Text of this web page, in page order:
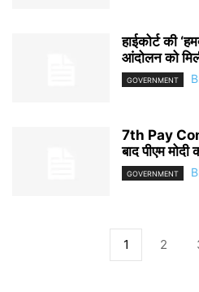
हाईकोर्ट की
आंदोलन को
GOVERNMENT
7th Pay
बाद पीएम मोदी
GOVERNMENT
1 2